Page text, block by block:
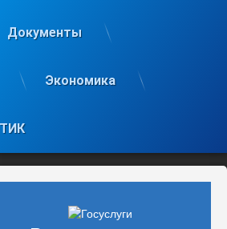
Документы
Экономика